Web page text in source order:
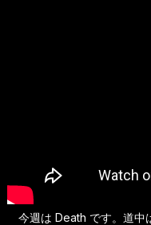
今週は Death です。道中